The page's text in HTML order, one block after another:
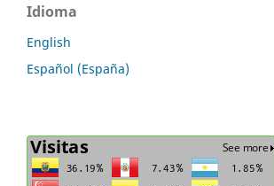
Idioma
English
Español (España)